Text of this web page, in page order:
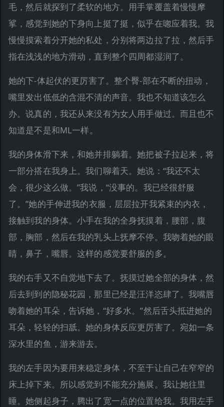
毛，然后就探到了柔软的地方。用手掌覆盖着慢慢摩
挲，感觉到她的下身向上挺了挺，似乎在唿应着我。我
慢慢摸索着分开她的私处，分别将两边拉了拉，然后手
指在浅浅的地方滑动，直到整个四周都湿润了。
她的下-体起伏的更厉害了。整个臀-部在不断的扭动，
嘴里发出低低的含混不清的声音。我也不知道该怎么
办。说真的，我还从来没有为女人用手做过。而且也不
知道是不是和ML一样。
我的身体滑下来，和她并排躺着。她把被子拉起来，将
一部分搭在我身上。我们聊着天。她说：“我还不太
会，很少这么做。”我说，“没事的。我已经很舒服
了。”她的手伸进我的衣服，层层拉开我紧束的内衣，
接触到我的身体。小手在我的全身抚摸着，腰部，腹
部，胸部，然后在我的乳头上抚摩不停。我吻着她的眼
睛，鼻子，嘴唇。这样的感觉要舒服的多。
我的右手又不自觉地下去了。抚摸过她全部的身体，然
后去到到的隐秘花园，那里已经是汪洋恣肆了。我嘴唇
吻着她的耳朵，告诉她，“好多水。”然后舌头抵进她的
耳朵，轻轻的扫舐。她的身体反应更厉害了。宛如一条
深水里的鱼，游来游去。
我的左手因为要用来稳定身体，不至于让自己在窄窄的
床上掉下来。所以感觉到不能充分施展。我让她往里
睡。她侧起身子，腾出了宽一点的位置给我。我用左手